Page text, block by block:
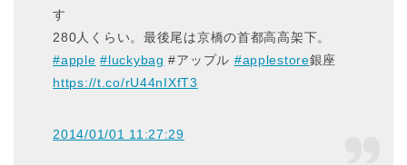
す
280人くらい。最後尾は京橋の首都高高架下。
#apple #luckybag #アップル #applestore銀座
https://t.co/rU44nIXfT3
2014/01/01 11:27:29